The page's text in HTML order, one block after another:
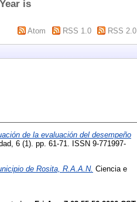
is
Atom RSS 1.0 RSS 2.0
de la evaluación del desempeño
6 (1). pp. 61-71. ISSN 9-771997-
de Rosita, R.A.A.N. Ciencia e